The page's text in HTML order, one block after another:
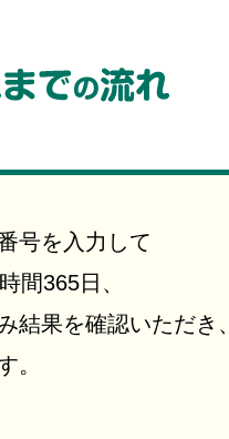
号を入力して
間365日、
結果を確認いただき、
。